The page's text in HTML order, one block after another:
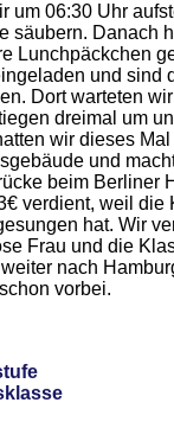
um 06:30 Uhr
säubern. Danach
Lunchpäckchen
und sind
Dort warteten
dreimal um
wir dieses
und
beim Berliner
verdient, weil die
hat. Wir
Frau und die
nach
vorbei.